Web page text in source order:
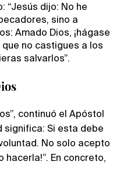
“Jesús dijo: No he
sino a
Amado Dios, ¡hágase
no castigues a los
salvarlos”.
continuó el Apóstol
significa: Si esta debe
No solo acepto
hacerla!”. En concreto,